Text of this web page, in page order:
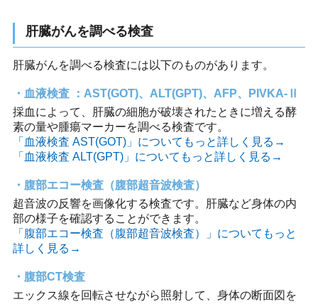
肝臓がんを調べる検査
肝臓がんを調べる検査には以下のものがあります。
血液検査 ：AST(GOT)、ALT(GPT)、AFP、PIVKA-Ⅱ
採血によって、肝臓の細胞が破壊されたときに増える酵
素の量や腫瘍マーカーを調べる検査です。
「血液検査 AST(GOT)」についてもっと詳しく見る→
「血液検査 ALT(GPT)」についてもっと詳しく見る→
腹部エコー検査（腹部超音波検査）
超音波の反響を画像化する検査です。肝臓など身体の内
部の様子を確認することができます。
「腹部エコー検査（腹部超音波検査）」についてもっと
詳しく見る→
腹部CT検査
エックス線を回転させながら照射して、身体の断面図を